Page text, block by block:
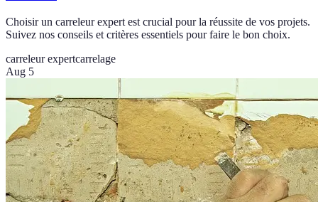
Choisir un carreleur expert est crucial pour la réussite de vos projets.
Suivez nos conseils et critères essentiels pour faire le bon choix.
carreleur expertcarrelage
Aug 5